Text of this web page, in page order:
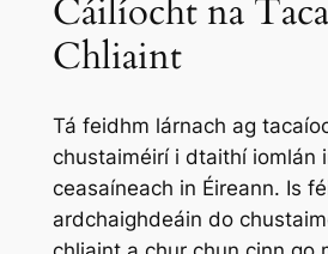
Cáilíocht na
Chliaint
Tá feidhm lárnach ag
chustaiméirí i dtaithí iomlán
ceasaíneach in Éireann. Is
ardchaighdeáin do